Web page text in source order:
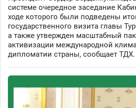
системе очередное заседание
ходе которого были подведены
государственного визита главы
а также утвержден масштабный
активизации международной
дипломатии страны, сообщает ТДХ.